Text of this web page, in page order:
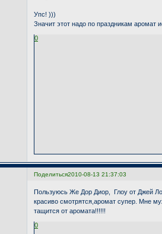
Упс! )))
Значит этот надо по праздникам аромат
0
Поделиться2010-08-13 21:37:03
Пользуюсь Же Дор Диор, Глоу от Джей
красиво смотрятся,аромат супер. Мне
тащится от аромата!!!!!!
0